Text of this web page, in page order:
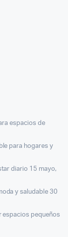
espacios de
para hogares y
diario 15 mayo,
y saludable 30
espacios pequeños